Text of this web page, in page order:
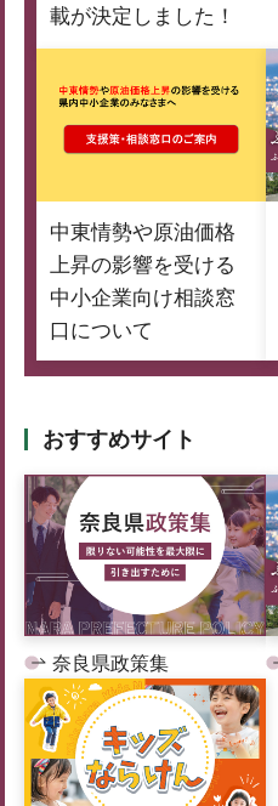
載が決定しました！
中東情勢や原油価格
上昇の影響を受ける
中小企業向け相談窓
口について
おすすめサイト
奈良県政策集